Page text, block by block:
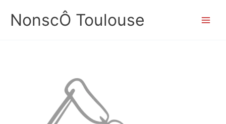
contenu
NonscÔ Toulouse